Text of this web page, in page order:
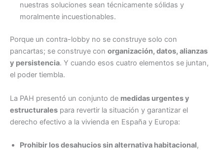
nuestras soluciones sean técnicamente sólidas y
moralmente incuestionables.
Porque un contra-lobby no se construye solo con
pancartas; se construye con organización, datos, alianzas
y persistencia. Y cuando esos cuatro elementos se juntan,
el poder tiembla.
La PAH presentó un conjunto de medidas urgentes y
estructurales para revertir la situación y garantizar el
derecho efectivo a la vivienda en España y Europa:
Prohibir los desahucios sin alternativa habitacional,